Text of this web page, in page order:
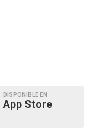
DISPONIBLE EN
App Store